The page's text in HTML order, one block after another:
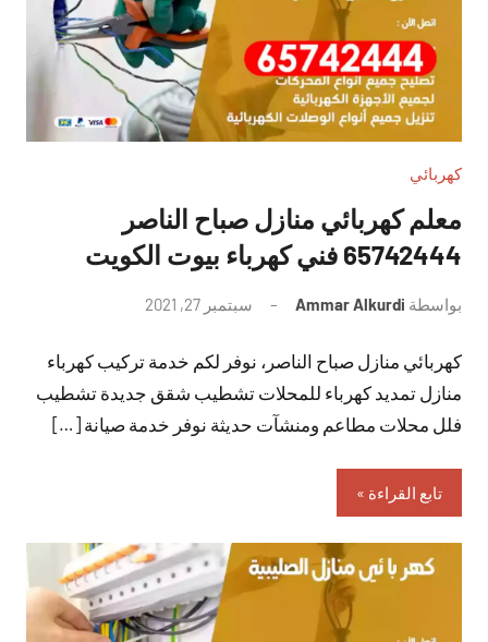
كهربائي
معلم كهربائي منازل صباح الناصر
65742444 فني كهرباء بيوت الكويت
بواسطة Ammar Alkurdi سبتمبر 27, 2021
تعليقات
كهربائي منازل صباح الناصر، نوفر لكم خدمة تركيب كهرباء
منازل تمديد كهرباء للمحلات تشطيب شقق جديدة تشطيب
فلل محلات مطاعم ومنشآت حديثة نوفر خدمة صيانة […]
تابع القراءة